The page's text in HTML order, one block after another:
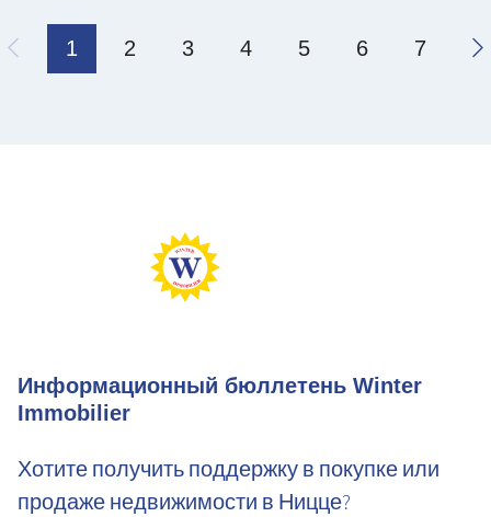
1 2 3 4 5 6 7
Информационный бюллетень Winter
Immobilier
Хотите получить поддержку в покупке или
продаже недвижимости в Ницце?